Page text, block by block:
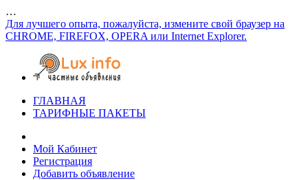
…
Для лучшего опыта, пожалуйста, измените свой браузер на
CHROME, FIREFOX, OPERA или Internet Explorer.
ГЛАВНАЯ
ТАРИФНЫЕ ПАКЕТЫ
Мой Кабинет
Регистрация
Добавить объявление